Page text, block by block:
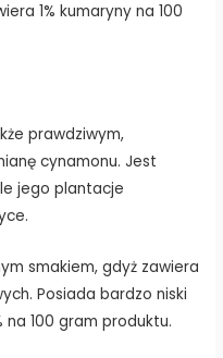
1% kumaryny na 100
prawdziwym,
cynamonu. Jest
jego plantacje
smakiem, gdyż zawiera
Posiada bardzo niski
100 gram produktu.